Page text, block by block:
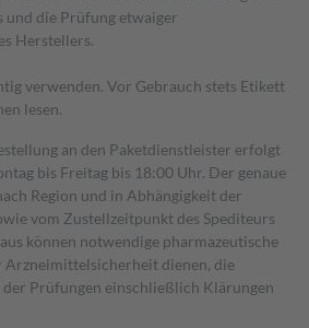
und die Prüfung etwaiger
Herstellers.
verwenden. Vor Gebrauch stets Etikett
lesen.
an den Paketdienstleister erfolgt
bis Freitag bis 18:00 Uhr. Der genaue
Region und in Abhängigkeit der
vom Zustellzeitpunkt des Spediteurs
können notwendige pharmazeutische
Arzneimittelsicherheit dienen, die
Prüfungen einschließlich Klärungen